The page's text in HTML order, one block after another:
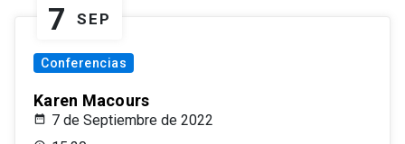
7 SEP
Conferencias
Karen Macours
7 de Septiembre de 2022